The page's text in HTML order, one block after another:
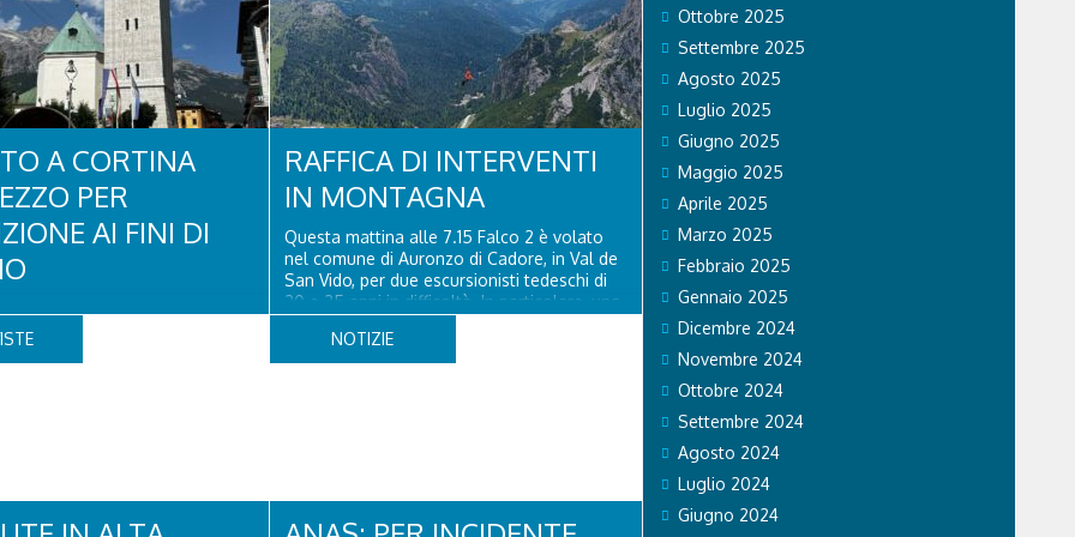
A CORTINA
PER
AI FINI DI
il numero di controlli sul
di persone che si recano
RAFFICA DI INTERVENTI
IN MONTAGNA
Questa mattina alle 7.15 Falco 2 è volato
nel comune di Auronzo di Cadore, in Val de
San Vido, per due escursionisti tedeschi di
20 e 25 anni in difficoltà. In particolare, uno
dell'acqua impura, era stato male a lungo. I
due ragazzi, che avevano passato...
NOTIZIE
Ottobre 2025
Settembre 2025
Agosto 2025
Luglio 2025
Giugno 2025
Maggio 2025
Aprile 2025
Marzo 2025
Febbraio 2025
Gennaio 2025
Dicembre 2024
Novembre 2024
Ottobre 2024
Settembre 2024
Agosto 2024
Luglio 2024
Giugno 2024